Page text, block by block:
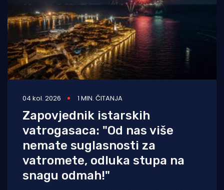
04 kol. 2026 1 MIN. ČITANJA
Zapovjednik istarskih
vatrogasaca: "Od nas više
nemate suglasnosti za
vatromete, odluka stupa na
snagu odmah!"